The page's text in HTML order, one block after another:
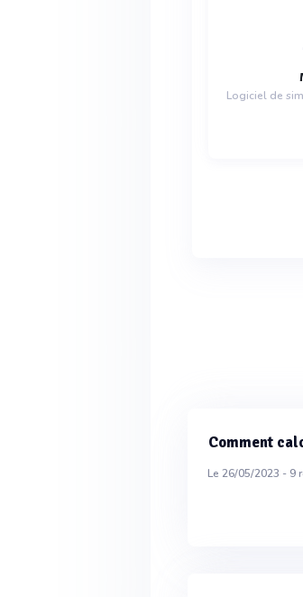
Comment
Le 26/05/2023 - 9